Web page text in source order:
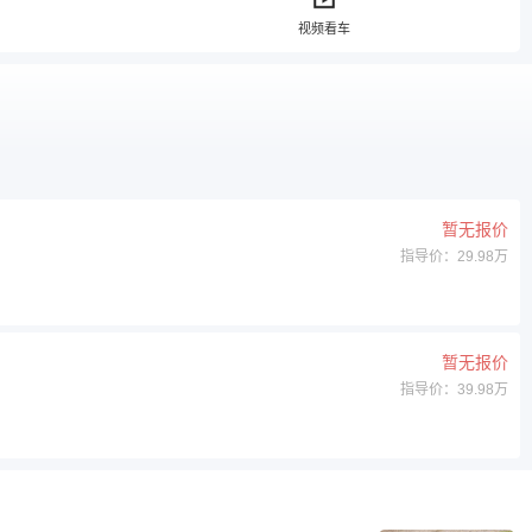
视频看车
暂无报价
指导价：29.98万
暂无报价
指导价：39.98万